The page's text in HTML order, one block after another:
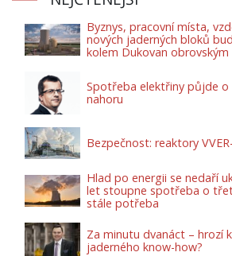
Byznys, pracovní místa,
nových jaderných bloků
kolem Dukovan obrovským
Spotřeba elektřiny půjde
nahoru
Bezpečnost: reaktory
Hlad po energii se nedaří
let stoupne spotřeba o
stále potřeba
Za minutu dvanáct – hrozí
jaderného know-how?